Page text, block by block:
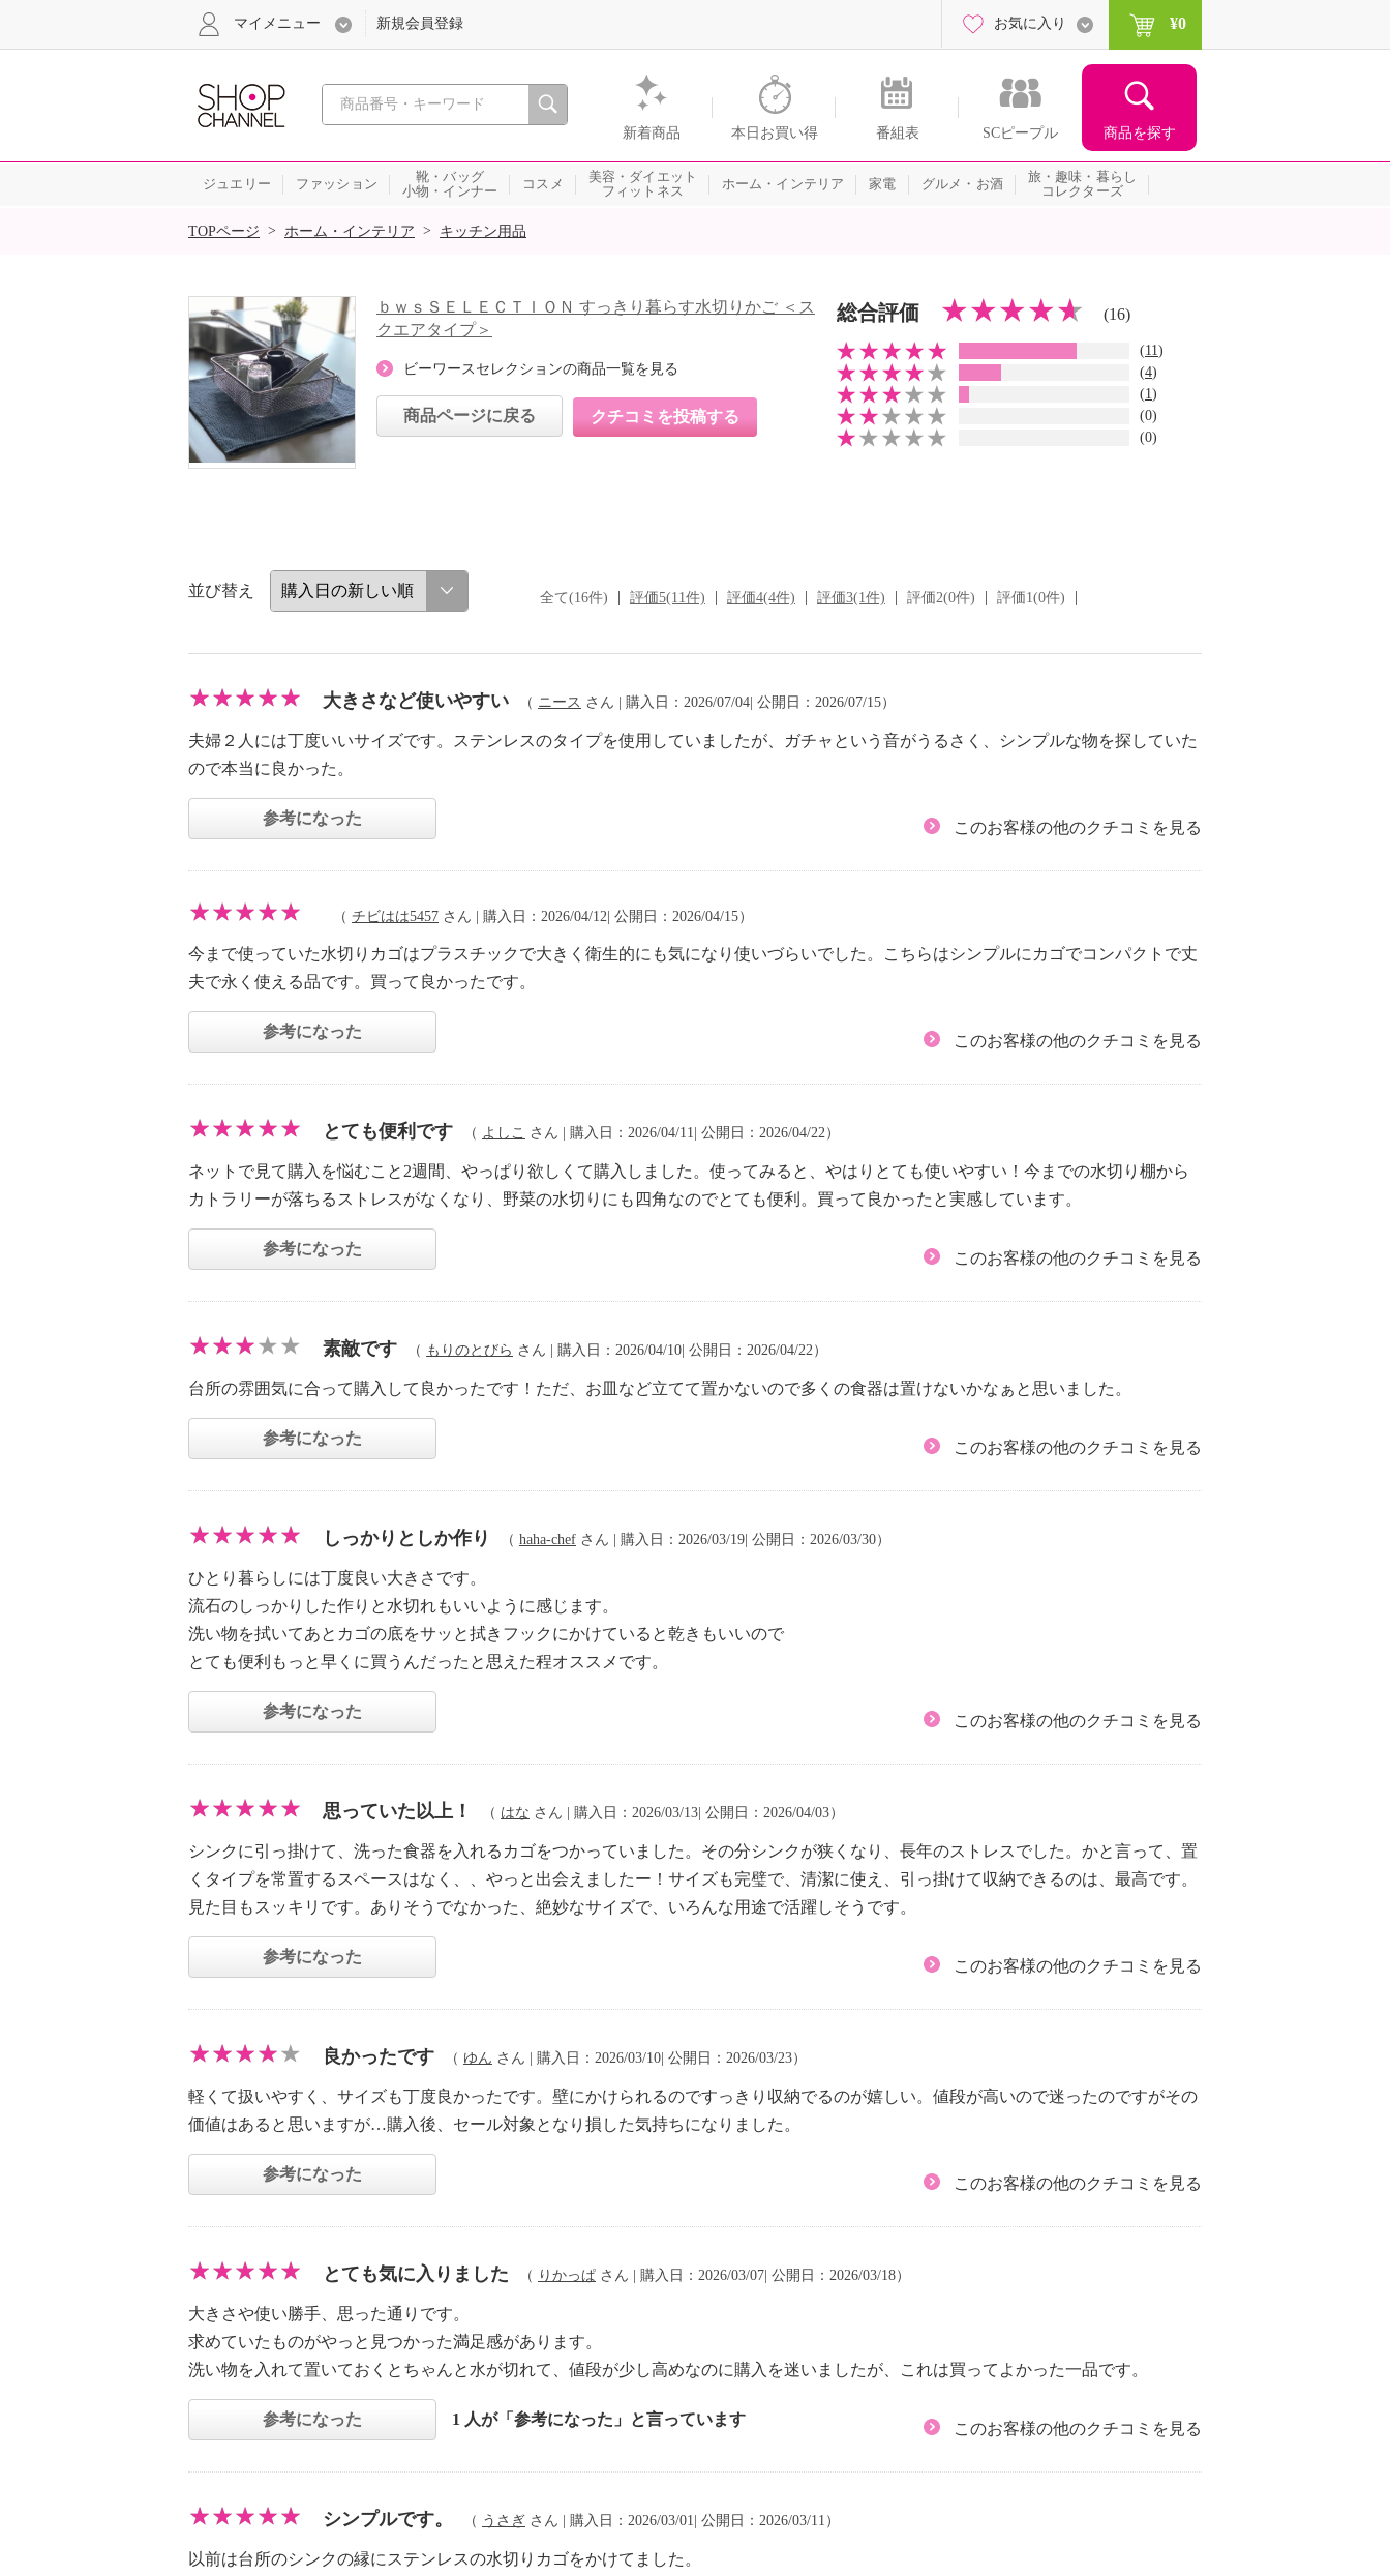
心おどる、瞬間を。通販・テレビショッピングのショップチャンネル
新着商品 本日お買い得 番組表 SCピープル 商品を探す
マイメニュー 新規会員登録 お気に入り ¥0
ジュエリー ファッション
靴・バッグ
小物・インナー
コスメ
美容・ダイエット
フィットネス
ホーム・インテリア 家電 グルメ・お酒
旅・趣味・暮らし
コレクターズ
SALE
TOPページ > ホーム・インテリア > キッチン用品
ｂｗｓＳＥＬＥＣＴＩＯＮ すっきり暮らす水切りかご ＜ス
クエアタイプ＞
ビーワースセレクションの商品一覧を見る
商品ページに戻る クチコミを投稿する
総合評価 (16)
(11 )
(4)
(1 )
(0)
(0)
並び替え 全て(16件) 評価5(11件) 評価4(4件) 評価3(1件) 評価2(0件) 評価1(0件)
大きさなど使いやすい （ ニース さん | 購入日：2026/07/04| 公開日：2026/07/15）
夫婦２人には丁度いいサイズです。ステンレスのタイプを使用していましたが、ガチャという音がうるさく、シンプルな物を探していた
ので本当に良かった。
参考になった
このお客様の他のクチコミを見る
（ チビはは5457 さん | 購入日：2026/04/12| 公開日：2026/04/15）
今まで使っていた水切りカゴはプラスチックで大きく衛生的にも気になり使いづらいでした。こちらはシンプルにカゴでコンパクトで丈
夫で永く使える品です。買って良かったです。
参考になった
このお客様の他のクチコミを見る
とても便利です （ よしこ さん | 購入日：2026/04/11| 公開日：2026/04/22）
ネットで見て購入を悩むこと2週間、やっぱり欲しくて購入しました。使ってみると、やはりとても使いやすい！今までの水切り棚から
カトラリーが落ちるストレスがなくなり、野菜の水切りにも四角なのでとても便利。買って良かったと実感しています。
参考になった
このお客様の他のクチコミを見る
素敵です （ もりのとびら さん | 購入日：2026/04/10| 公開日：2026/04/22）
台所の雰囲気に合って購入して良かったです！ただ、お皿など立てて置かないので多くの食器は置けないかなぁと思いました。
参考になった
このお客様の他のクチコミを見る
しっかりとしか作り （ haha-chef さん | 購入日：2026/03/19| 公開日：2026/03/30）
ひとり暮らしには丁度良い大きさです。
流石のしっかりした作りと水切れもいいように感じます。
洗い物を拭いてあとカゴの底をサッと拭きフックにかけていると乾きもいいので
とても便利もっと早くに買うんだったと思えた程オススメです。
参考になった
このお客様の他のクチコミを見る
思っていた以上！ （ はな さん | 購入日：2026/03/13| 公開日：2026/04/03）
シンクに引っ掛けて、洗った食器を入れるカゴをつかっていました。その分シンクが狭くなり、長年のストレスでした。かと言って、置
くタイプを常置するスペースはなく、、やっと出会えましたー！サイズも完璧で、清潔に使え、引っ掛けて収納できるのは、最高です。
見た目もスッキリです。ありそうでなかった、絶妙なサイズで、いろんな用途で活躍しそうです。
参考になった
このお客様の他のクチコミを見る
良かったです （ ゆん さん | 購入日：2026/03/10| 公開日：2026/03/23）
軽くて扱いやすく、サイズも丁度良かったです。壁にかけられるのですっきり収納でるのが嬉しい。値段が高いので迷ったのですがその
価値はあると思いますが…購入後、セール対象となり損した気持ちになりました。
参考になった
このお客様の他のクチコミを見る
とても気に入りました （ りかっぱ さん | 購入日：2026/03/07| 公開日：2026/03/18）
大きさや使い勝手、思った通りです。
求めていたものがやっと見つかった満足感があります。
洗い物を入れて置いておくとちゃんと水が切れて、値段が少し高めなのに購入を迷いましたが、これは買ってよかった一品です。
参考になった 1 人が「参考になった」と言っています
このお客様の他のクチコミを見る
シンプルです。 （ うさぎ さん | 購入日：2026/03/01| 公開日：2026/03/11）
以前は台所のシンクの縁にステンレスの水切りカゴをかけてました。